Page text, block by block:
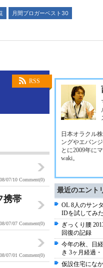
月間ブロガーベスト30
RSS
07/10 Comment(0)
携帯
07/07 Comment(0)
07/01 Comment(0)
日本オラクル
ングやエバン
とに2009年に
waki。
最近のエント
OL 8人のサン
IDを試してみた
ぎっくり腰
回復の記録
今年の秋、日
き 3ヶ月経過・
仮設住宅にな